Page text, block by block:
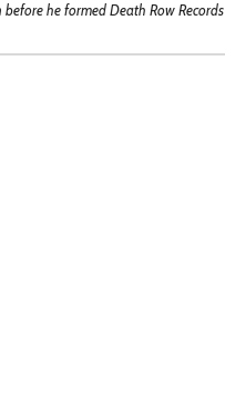
he formed Death Row Records